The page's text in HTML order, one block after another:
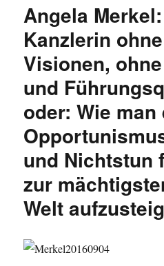
Angela
Kanzlerin
Visionen,
und
oder: Wie
und Nichtstun
zur
Welt